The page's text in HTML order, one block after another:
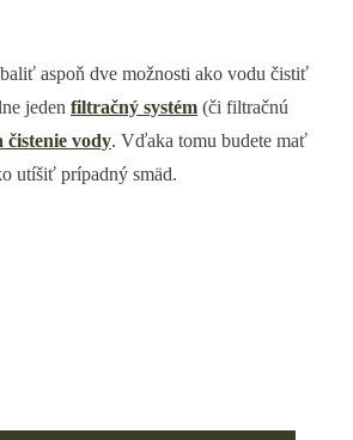
aspoň dve možnosti ako vodu čistiť
jeden filtračný systém (či filtračnú
čistenie vody. Vďaka tomu budete mať
utíšiť prípadný smäd.